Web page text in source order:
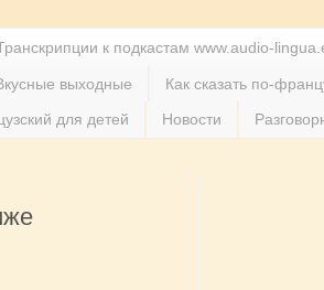
к подкастам www.audio-
выходные Как сказать по-
для детей Новости